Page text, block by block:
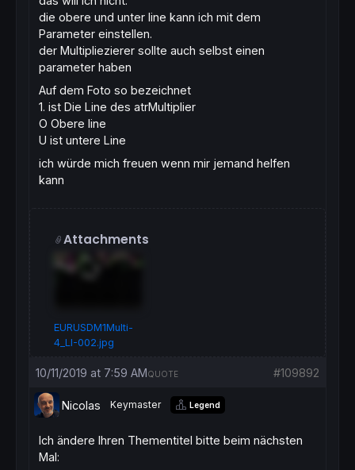
die obere und unter line kann ich mit dem
Parameter einstellen.
der Multipliezierer sollte auch selbst einen
parameter haben
Auf dem Foto so bezeichnet
1. ist Die Line des atrMultiplier
O Obere line
U ist untere Line
ich würde mich freuen wenn mir jemand helfen
kann
Attachments
EURUSDM1Multi-
4_LI-002.jpg
10/11/2019 at 7:59 AM #109892
QUOTE
Nicolas Keymaster Legend
Ich ändere Ihren Thementitel bitte beim nächsten
Mal: